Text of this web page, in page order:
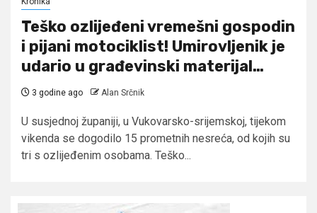
Teško ozlijeđeni vremešni gospodin
i pijani motociklist! Umirovljenik je
udario u građevinski materijal…
3 godine ago Alan Srčnik
U susjednoj županiji, u Vukovarsko-srijemskoj, tijekom
vikenda se dogodilo 15 prometnih nesreća, od kojih su
tri s ozlijeđenim osobama. Teško...